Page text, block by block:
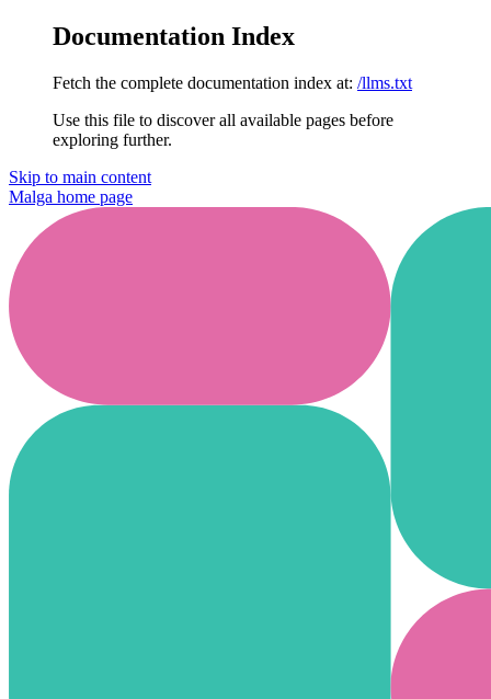
Documentation Index
Fetch the complete documentation index at: /llms.txt
Use this file to discover all available pages before
exploring further.
Skip to main content
Malga home page